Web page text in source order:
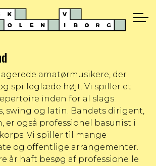
amatørmusikere, der
spilleglæde højt. Vi spiller et
inden for al slags
swing og latin. Bandets dirigent,
er også professionel basunist i
Vi spiller til mange
og offentlige arrangementer.
år haft besøg af professionelle